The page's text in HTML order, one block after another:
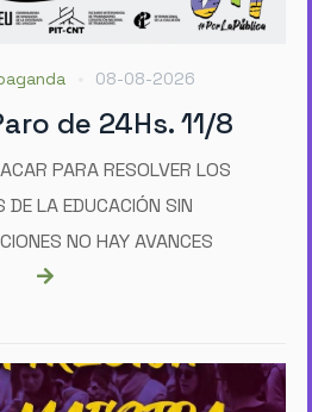
08-08-2026
de 24Hs. 11/8
PARA RESOLVER LOS
DE LA EDUCACIÓN SIN
NO HAY AVANCES